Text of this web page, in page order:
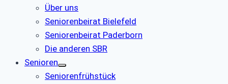
Über uns
Seniorenbeirat Bielefeld
Seniorenbeirat Paderborn
Die anderen SBR
Senioren
Seniorenfrühstück